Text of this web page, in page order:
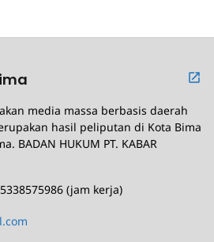
media massa berbasis daerah
hasil peliputan di Kota Bima
BADAN HUKUM PT. KABAR
(jam kerja)